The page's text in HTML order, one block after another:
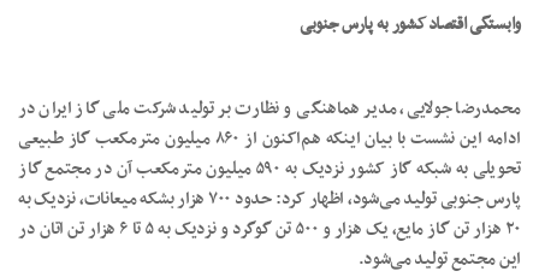
وابستگی اقتصاد کشور به پارس جنوبی
محمدرضا جولایی، مدیر هماهنگی و نظارت بر تولید شرکت ملی گاز ایران در
ادامه این نشست با بیان اینکه هم‌اکنون از ۸۶۰ میلیون مترمکعب گاز طبیعی
تحویلی به شبکه گاز کشور نزدیک به ۵۹۰ میلیون مترمکعب آن در مجتمع گاز
پارس جنوبی تولید می‌شود، اظهار کرد: حدود ۷۰۰ هزار بشکه میعانات، نزدیک به
۲۰ هزار تن گاز مایع، یک هزار و ۵۰۰ تن گوگرد و نزدیک به ۵ تا ۶ هزار تن اتان در
این مجتمع تولید می‌شود.